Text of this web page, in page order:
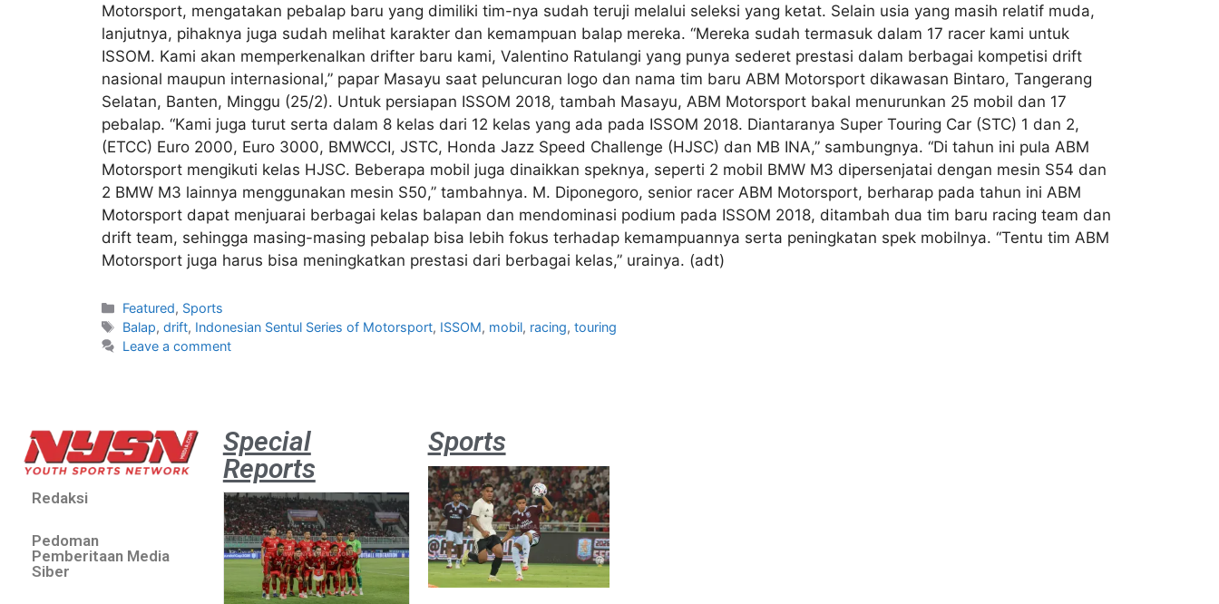
Motorsport, mengatakan pebalap baru yang dimiliki tim-nya sudah teruji melalui seleksi yang ketat. Selain usia yang masih relatif muda,
lanjutnya, pihaknya juga sudah melihat karakter dan kemampuan balap mereka. “Mereka sudah termasuk dalam 17 racer kami untuk
ISSOM. Kami akan memperkenalkan drifter baru kami, Valentino Ratulangi yang punya sederet prestasi dalam berbagai kompetisi drift
nasional maupun internasional,” papar Masayu saat peluncuran logo dan nama tim baru ABM Motorsport dikawasan Bintaro, Tangerang
Selatan, Banten, Minggu (25/2). Untuk persiapan ISSOM 2018, tambah Masayu, ABM Motorsport bakal menurunkan 25 mobil dan 17
pebalap. “Kami juga turut serta dalam 8 kelas dari 12 kelas yang ada pada ISSOM 2018. Diantaranya Super Touring Car (STC) 1 dan 2,
(ETCC) Euro 2000, Euro 3000, BMWCCI, JSTC, Honda Jazz Speed Challenge (HJSC) dan MB INA,” sambungnya. “Di tahun ini pula ABM
Motorsport mengikuti kelas HJSC. Beberapa mobil juga dinaikkan speknya, seperti 2 mobil BMW M3 dipersenjatai dengan mesin S54 dan
2 BMW M3 lainnya menggunakan mesin S50,” tambahnya. M. Diponegoro, senior racer ABM Motorsport, berharap pada tahun ini ABM
Motorsport dapat menjuarai berbagai kelas balapan dan mendominasi podium pada ISSOM 2018, ditambah dua tim baru racing team dan
drift team, sehingga masing-masing pebalap bisa lebih fokus terhadap kemampuannya serta peningkatan spek mobilnya. “Tentu tim ABM
Motorsport juga harus bisa meningkatkan prestasi dari berbagai kelas,” urainya. (adt)
Featured, Sports
Balap,drift, Indonesian Sentul Series of Motorsport, ISSOM, mobil, racing,touring
Leave a comment
Redaksi
Pedoman
Pemberitaan Media
Siber
Special
Reports
Sports